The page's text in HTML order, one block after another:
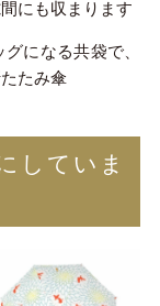
にも収まります
になる共袋で、
たみ傘
していま